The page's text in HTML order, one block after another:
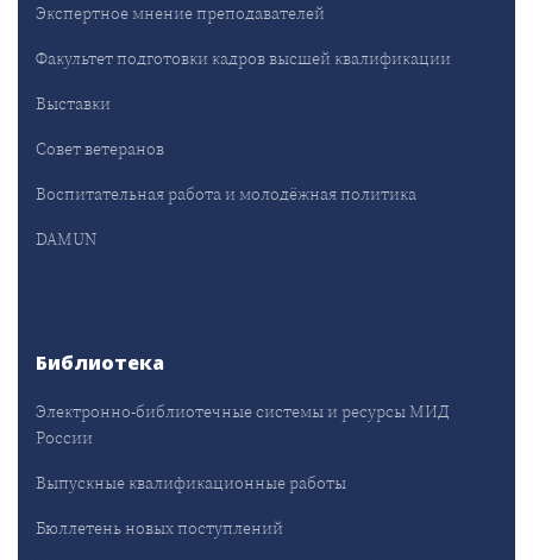
Экспертное мнение преподавателей
Факультет подготовки кадров высшей квалификации
Выставки
Совет ветеранов
Воспитательная работа и молодёжная политика
DAMUN
Библиотека
Электронно-библиотечные системы и ресурсы МИД
России
Выпускные квалификационные работы
Бюллетень новых поступлений